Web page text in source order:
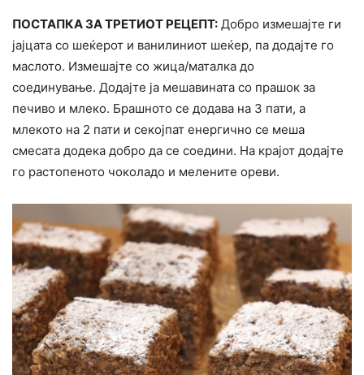
ПОСТАПКА ЗА ТРЕТИОТ РЕЦЕПТ: Добро измешајте ги
јајцата со шеќерот и ванилиниот шеќер, па додајте го
маслото. Измешајте со жица/маталка до
соединување. Додајте ја мешавината со прашок за
печиво и млеко. Брашното се додава на 3 пати, а
млекото на 2 пати и секојпат енергично се меша
смесата додека добро да се соедини. На крајот додајте
го растопеното чоколадо и мелените ореви.